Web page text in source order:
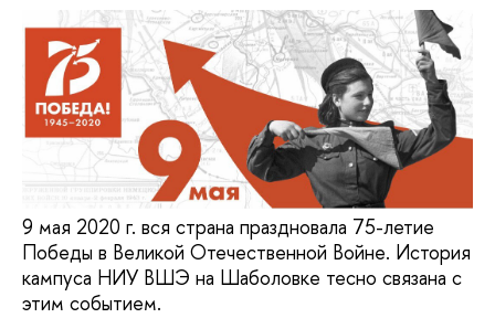
9 мая 2020 г. вся страна праздновала 75-летие
Победы в Великой Отечественной Войне. История
кампуса НИУ ВШЭ на Шаболовке тесно связана с
этим событием.